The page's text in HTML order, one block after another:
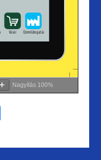
Nagyítás 100%
ar